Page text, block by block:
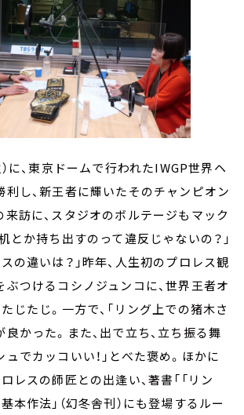
に、東京ドームで行われたIWGP世界ヘ
利し、新王者に輝いたそのチャンピオン
訪に、スタジオのボルテージもマック
とか持ち出すのって違反じゃないの？」
の違いは？」昨年、人生初のプロレス観
つけるコシノジュンコに、世界王者オ
じたじ。一方で、「リング上での猪木さ
かった。また、出で立ち、立ち振る舞
でカッコいい！」とべた褒め。ほかに
レスの師匠との出逢い、著書「「リン
本作法」（幻冬舎刊）にも登場するルー